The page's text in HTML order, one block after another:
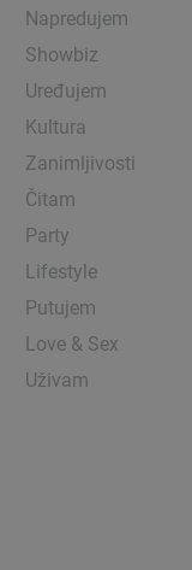
Napredujem
Showbiz
Uređujem
Kultura
Zanimljivosti
Čitam
Party
Lifestyle
Putujem
Love & Sex
Uživam